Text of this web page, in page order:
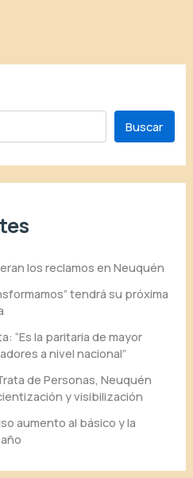
Buscar
los reclamos en Neuquén
tendrá su próxima
“Es la paritaria de mayor
a nivel nacional”
de Personas, Neuquén
y visibilización
aumento al básico y la